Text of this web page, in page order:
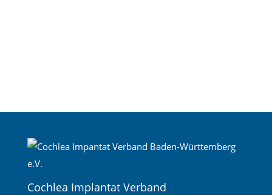
Cochlea Implantat Verband